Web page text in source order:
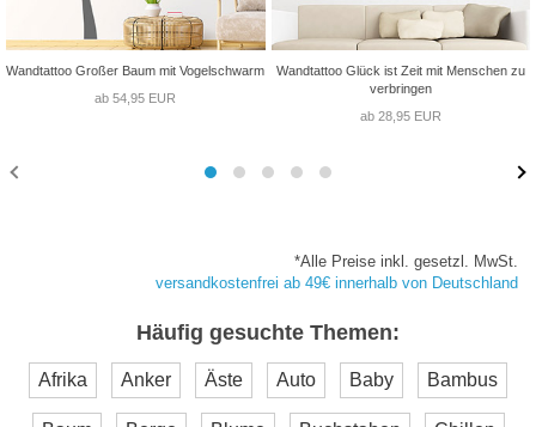
Wandtattoo Großer Baum mit Vogelschwarm
ab 54,95 EUR
Wandtattoo Glück ist Zeit mit Menschen zu
verbringen
ab 28,95 EUR
*Alle Preise inkl. gesetzl. MwSt.
versandkostenfrei ab 49€ innerhalb von Deutschland
Häufig gesuchte Themen:
Afrika Anker Äste Auto Baby Bambus